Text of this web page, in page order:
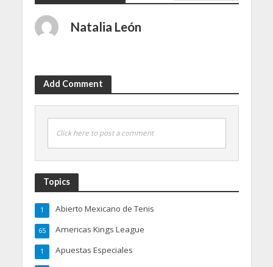
Natalia León
Add Comment
Click here to post a comment
Topics
Abierto Mexicano de Tenis
1
Americas Kings League
65
Apuestas Especiales
1